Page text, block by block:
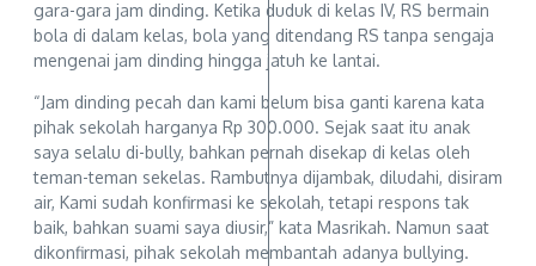
gara-gara jam dinding. Ketika duduk di kelas IV, RS bermain
bola di dalam kelas, bola yang ditendang RS tanpa sengaja
mengenai jam dinding hingga jatuh ke lantai.
“Jam dinding pecah dan kami belum bisa ganti karena kata
pihak sekolah harganya Rp 300.000. Sejak saat itu anak
saya selalu di-bully, bahkan pernah disekap di kelas oleh
teman-teman sekelas. Rambutnya dijambak, diludahi, disiram
air, Kami sudah konfirmasi ke sekolah, tetapi respons tak
baik, bahkan suami saya diusir,” kata Masrikah. Namun saat
dikonfirmasi, pihak sekolah membantah adanya bullying.